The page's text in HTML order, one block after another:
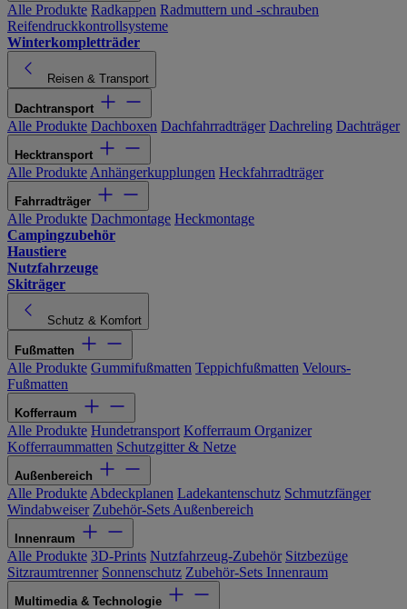
Alle Produkte Radkappen Radmuttern und -schrauben
Reifendruckkontrollsysteme
Winterkompletträder
Reisen & Transport
Dachtransport
Alle Produkte Dachboxen Dachfahrradträger Dachreling Dachträger
Hecktransport
Alle Produkte Anhängerkupplungen Heckfahrradträger
Fahrradträger
Alle Produkte Dachmontage Heckmontage
Campingzubehör
Haustiere
Nutzfahrzeuge
Skiträger
Schutz & Komfort
Fußmatten
Alle Produkte Gummifußmatten Teppichfußmatten Velours-
Fußmatten
Kofferraum
Alle Produkte Hundetransport Kofferraum Organizer
Kofferraummatten Schutzgitter & Netze
Außenbereich
Alle Produkte Abdeckplanen Ladekantenschutz Schmutzfänger
Windabweiser Zubehör-Sets Außenbereich
Innenraum
Alle Produkte 3D-Prints Nutzfahrzeug-Zubehör Sitzbezüge
Sitzraumtrenner Sonnenschutz Zubehör-Sets Innenraum
Multimedia & Technologie